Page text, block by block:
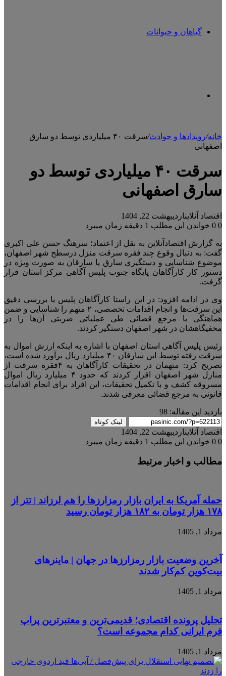
گیاهان و حیوانات
پوسته
خانه/رویدادها و حوادث/
سرقت ۴۰ میلیاردی توسط دو سارق
اصفهانی
سرقت ۴۰ میلیاردی توسط دو
سارق اصفهانی
اقتصاد آنلایناردیبهشت 22, 1404
0
خواندن این مطلب 1 دقیقه زمان میبرد
به گزارش اقتصادآنلاین به نقل از اعتماد؛ سرهنگ حسن علی اکبری
گفت: به دنبال وقوع چند فقره سرقت منزل درسطح شهر اصفهان،
موضوع شناسایی و دستگیری سارق یا سارقان به صورت ویژه در
دستور کار کارآگاهان پایگاه جنوب پلیس آگاهی مرکز استان قرار
گرفت.
وی در ادامه افزود: در این راستا کارآگاهان پلیس با بررسی دقیق
این سرقت‌ها و انجام اقدامات تخصصی، ۲ متهم را شناسایی و ضمن
هماهنگی با مرجع قضائی طی عملیاتی ضربتی آن‌ها را در
مخفیگاهشان در شهر اصفهان دستگیر کردند.
رئیس پلیس آگاهی استان اصفهان با اشاره به اینکه ارزش اموال به
سرقت رفته توسط این سارقان ۴۰ میلیارد ریال برآورد شده است،
تصریح کرد: متهمان در تحقیقات کارآگاهان به ۴فقره سرقت از
منازل شهر اصفهان اقرار کردند که حدود ۴ میلیارد ریال اموال
مسروقه کشف و با تکمیل تحقیقات، این افراد برای انجام اقدامات
قانونی به مرجع قضائی معرفی شدند.
بازدید این مقاله: 98
لینک کوتاه
اقتصاد آنلایناردیبهشت 22, 1404
0
خواندن این مطلب 1 دقیقه زمان میبرد
مطالب و اخبار مرتبط
حمله آمریکا به ایران بازار رمزارزها را هم لرزاند | تتر از
۱۷۸ هزار تومان به ۱۸۲ هزار تومان رسید
مرداد 1, 1405
آخرین وضعیت بازار رمزارزها در جهان | ماینرهای
بیت‌کوین کم‌کار شدند
مرداد 1, 1405
تحلیل پرونده اقتصادی؛ قدیمی‌ترین و معتبرترین پراپ
فرم ایرانی کدام مجموعه است؟
مرداد 1, 1405